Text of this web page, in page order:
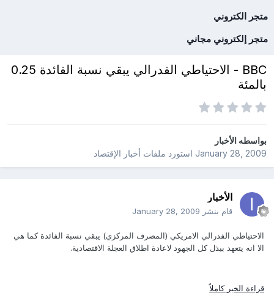
متجر الكتروني
متجر إلكتروني مجاني
BBC - الاحتياطي الفدرالي يبقي نسبة الفائدة 0.25
بالمئة
بواسطهالأخبار
January 28, 2009استورد ملفات أخبار الإقتصاد
الأخبار
قام بنشر January 28, 2009
الاحتياطي الفدرالي الامريكي (المصرف المركزي) يبقي نسبة الفائدة كما هي
الا انه يتعهد ببذل كل الجهود لاعادة اطلاق العجلة الاقتصادية.
قراءة الخبر كاملاً